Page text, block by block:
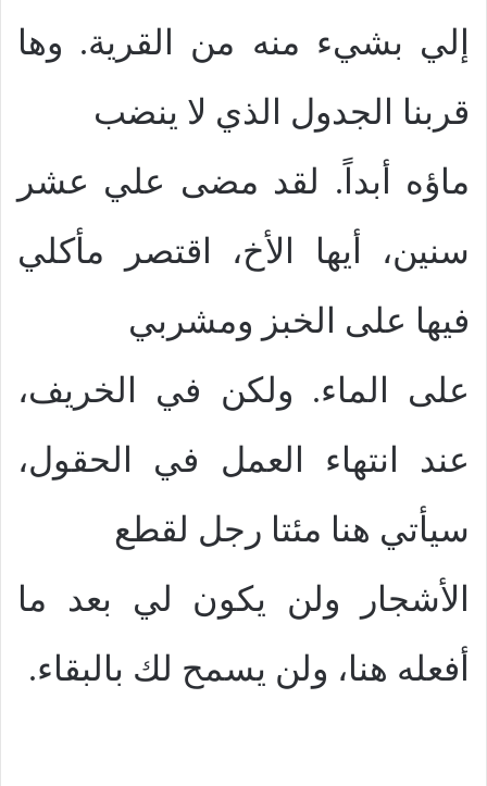
إلي بشيء منه من القرية. وها
قربنا الجدول الذي لا ينضب
ماؤه أبداً. لقد مضى علي عشر
سنين، أيها الأخ، اقتصر مأكلي
فيها على الخبز ومشربي
على الماء. ولكن في الخريف،
عند انتهاء العمل في الحقول،
سيأتي هنا مئتا رجل لقطع
الأشجار ولن يكون لي بعد ما
أفعله هنا، ولن يسمح لك بالبقاء.